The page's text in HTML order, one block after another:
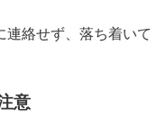
絡せず、落ち着いて
意